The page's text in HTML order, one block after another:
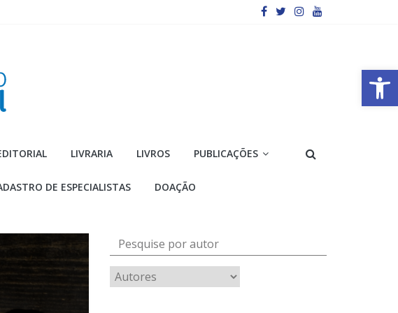
Barra de Ferramentas Aberta
LIVRARIA LIVROS PUBLICAÇÕES
DE ESPECIALISTAS DOAÇÃO
Pesquise por autor